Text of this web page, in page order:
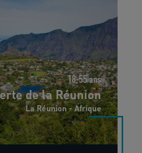
18-55 ans
de la Réunion
La Réunion - Afrique